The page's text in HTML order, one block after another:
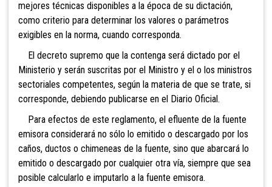
mejores técnicas disponibles a la época de su dictación,
como criterio para determinar los valores o parámetros
exigibles en la norma, cuando corresponda.
El decreto supremo que la contenga será dictado por el
Ministerio y serán suscritas por el Ministro y el o los ministros
sectoriales competentes, según la materia de que se trate, si
corresponde, debiendo publicarse en el Diario Oficial.
Para efectos de este reglamento, el efluente de la fuente
emisora considerará no sólo lo emitido o descargado por los
caños, ductos o chimeneas de la fuente, sino que abarcará lo
emitido o descargado por cualquier otra vía, siempre que sea
posible calcularlo e imputarlo a la fuente emisora.